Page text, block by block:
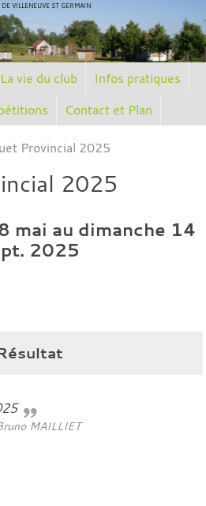
VILLENEUVE ST GERMAIN
La vie du club
Infos pratiques
Contact et Plan
Provincial 2025
2025
mai au dimanche 14
2025
MAILLIET